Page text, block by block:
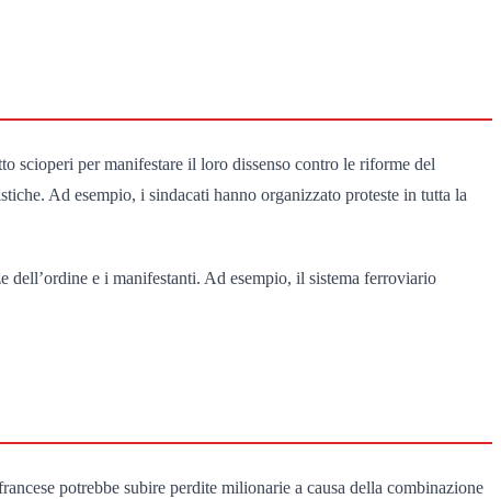
scioperi per manifestare il loro dissenso contro le riforme del
Ad esempio, i sindacati hanno organizzato proteste in tutta la
e i manifestanti. Ad esempio, il sistema ferroviario
potrebbe subire perdite milionarie a causa della combinazione